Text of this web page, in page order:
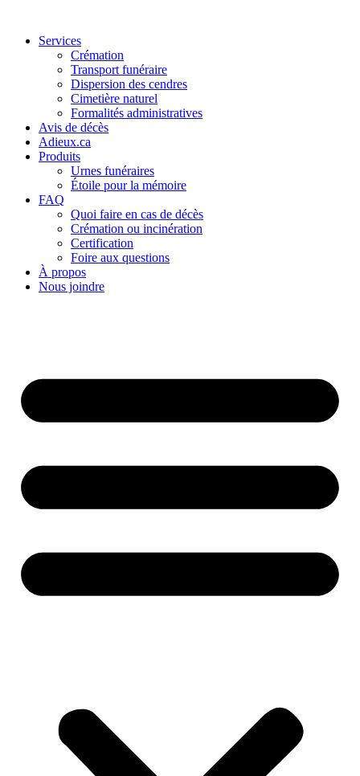
Services
Crémation
Transport funéraire
Dispersion des cendres
Cimetière naturel
Formalités administratives
Avis de décès
Adieux.ca
Produits
Urnes funéraires
Étoile pour la mémoire
FAQ
Quoi faire en cas de décès
Crémation ou incinération
Certification
Foire aux questions
À propos
Nous joindre